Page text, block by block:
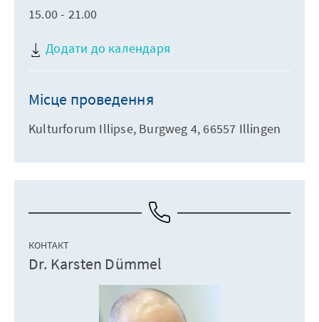
15.00 - 21.00
Додати до календаря
Місце проведення
Kulturforum Illipse, Burgweg 4, 66557 Illingen
КОНТАКТ
Dr. Karsten Dümmel